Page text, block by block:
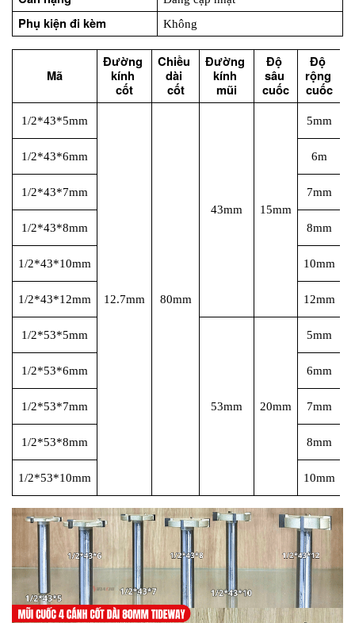
Phụ kiện đi kèm Không
Mã
Đường
kính
cốt
Chiều
dài
cốt
Đường
kính
mũi
Độ
sâu
cuốc
Độ
rộng
cuốc
1/2*43*5mm
12.7mm 80mm
43mm 15mm
5mm
1/2*43*6mm 6m
1/2*43*7mm 7mm
1/2*43*8mm 8mm
1/2*43*10mm 10mm
1/2*43*12mm 12mm
1/2*53*5mm
53mm 20mm
5mm
1/2*53*6mm 6mm
1/2*53*7mm 7mm
1/2*53*8mm 8mm
1/2*53*10mm 10mm